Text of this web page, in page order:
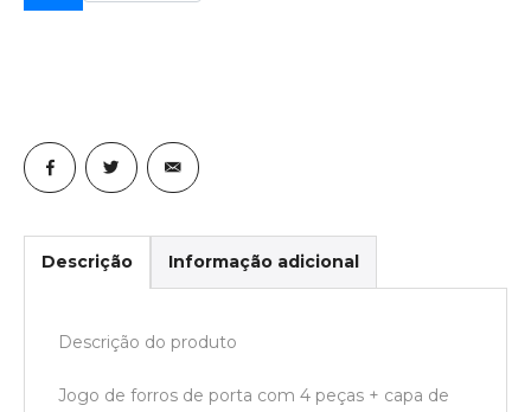
Descrição Informação adicional
Descrição do produto
Jogo de forros de porta com 4 peças + capa de